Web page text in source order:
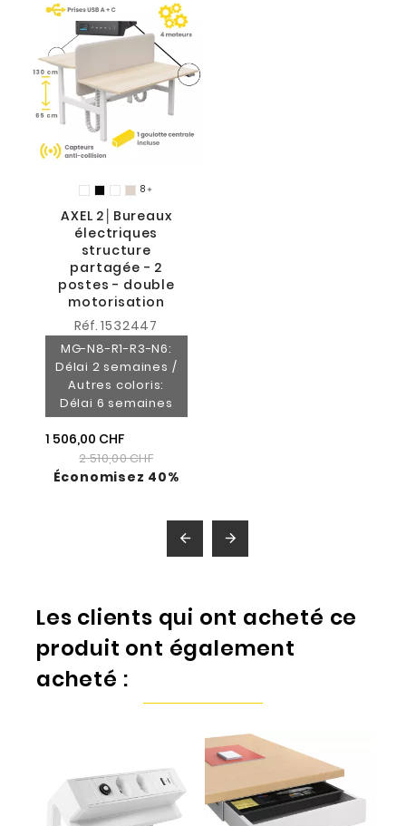
8 
AXEL 2│Bureaux
électriques
structure
partagée - 2
postes - double
motorisation
Réf.1532447
MG-N8-R1-R3-N6:
Délai 2 semaines /
Autres coloris:
Délai 6 semaines
1 506,00 CHF
2 510,00 CHF
Économisez 40%
 
Les clients qui ont acheté ce
produit ont également
acheté :